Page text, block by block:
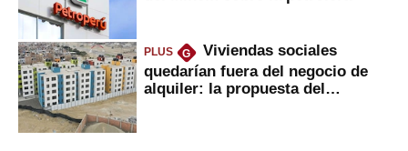
PLUS G
Viviendas sociales
quedarían fuera del negocio de
alquiler: la propuesta del